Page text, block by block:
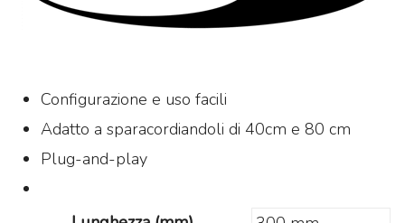
Configurazione e uso facili
Adatto a sparacordiandoli di 40cm e 80 cm
Plug-and-play